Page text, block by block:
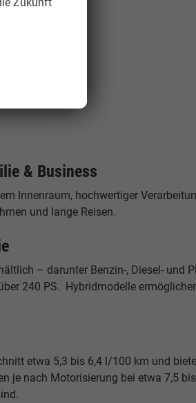
& Business
Innenraum, hochwertiger
und lange Reisen.
– darunter Benzin-, Diesel- und
240 PS. Hybridmodelle
etwa 5,3 bis 6,4 l/100 km und
je nach Motorisierung bei etwa 7,5